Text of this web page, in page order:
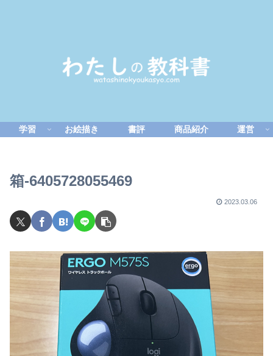
学習 お絵描き 書評 商品紹介 運営
箱-6405728055469
2023.03.06